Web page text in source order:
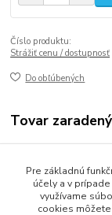
Číslo produktu:
Strážiť cenu / dostupnosť
Do obľúbených
Tovar
Gastro balenie
Fólie a
Pre základnú
účely a v
využívame
cookies